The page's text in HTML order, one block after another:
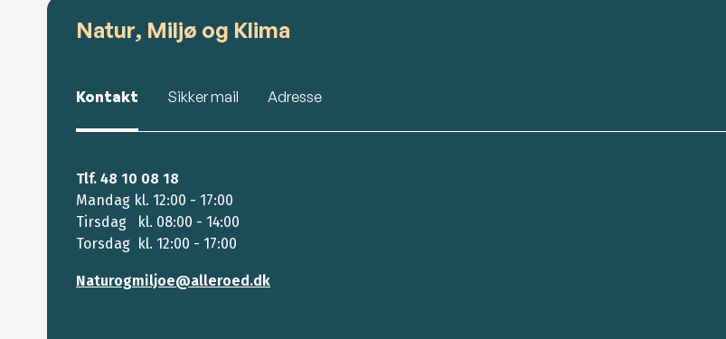
Natur, Miljø og Klima
Kontakt Sikker mail Adresse
Tlf. 48 10 08 18
Mandag kl. 12:00 - 17:00
Tirsdag kl. 08:00 - 14:00
Torsdag kl. 12:00 - 17:00
Naturogmiljoe@alleroed.dk